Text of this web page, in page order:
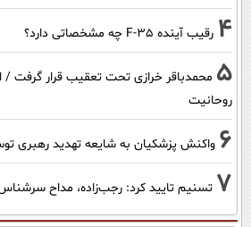
4 رقیب آینده F-35 چه مشخصاتی دارد؟
5 محمدباقر خرازی تحت تعقیب قرار گرفت /
روحانیت
6 واکنش پزشکیان به شایعه تهدید رهبری
7 تسنیم تایید کرد: رجب‌زاده، مداح